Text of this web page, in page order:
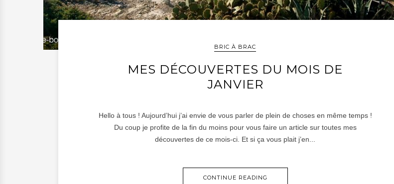
BRIC À BRAC
MES DÉCOUVERTES DU MOIS DE
JANVIER
Hello à tous ! Aujourd’hui j’ai envie de vous parler de plein de choses en même temps !
Du coup je profite de la fin du moins pour vous faire un article sur toutes mes
découvertes de ce mois-ci. Et si ça vous plait j’en...
CONTINUE READING